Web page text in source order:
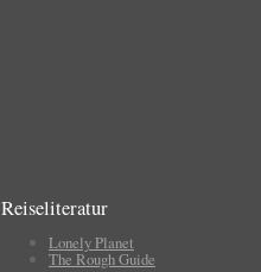
Reiseliteratur
Lonely Planet
The Rough Guide